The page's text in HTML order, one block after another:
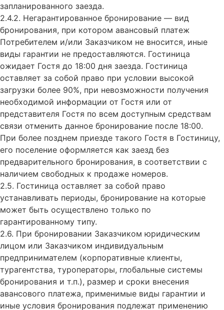
запланированного заезда.
2.4.2. Негарантированное бронирование — вид
бронирования, при котором авансовый платеж
Потребителем и/или Заказчиком не вносится, иные
виды гарантии не предоставляются. Гостиница
ожидает Гостя до 18:00 дня заезда. Гостиница
оставляет за собой право при условии высокой
загрузки более 90%, при невозможности получения
необходимой информации от Гостя или от
представителя Гостя по всем доступным средствам
связи отменить данное бронирование после 18:00.
При более позднем приезде такого Гостя в Гостиницу,
его поселение оформляется как заезд без
предварительного бронирования, в соответствии с
наличием свободных к продаже номеров.
2.5. Гостиница оставляет за собой право
устанавливать периоды, бронирование на которые
может быть осуществлено только по
гарантированному типу.
2.6. При бронировании Заказчиком юридическим
лицом или Заказчиком индивидуальным
предпринимателем (корпоративные клиенты,
турагентства, туроператоры, глобальные системы
бронирования и т.п.), размер и сроки внесения
авансового платежа, применимые виды гарантии и
иные условия бронирования подлежат применению